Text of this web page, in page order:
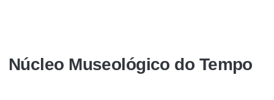
Núcleo Museológico do Tempo